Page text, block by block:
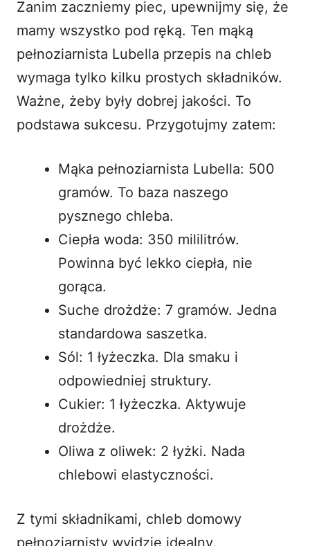
Zanim zaczniemy piec, upewnijmy się, że
mamy wszystko pod ręką. Ten mąką
pełnoziarnista Lubella przepis na chleb
wymaga tylko kilku prostych składników.
Ważne, żeby były dobrej jakości. To
podstawa sukcesu. Przygotujmy zatem:
Mąka pełnoziarnista Lubella: 500
gramów. To baza naszego
pysznego chleba.
Ciepła woda: 350 mililitrów.
Powinna być lekko ciepła, nie
gorąca.
Suche drożdże: 7 gramów. Jedna
standardowa saszetka.
Sól: 1 łyżeczka. Dla smaku i
odpowiedniej struktury.
Cukier: 1 łyżeczka. Aktywuje
drożdże.
Oliwa z oliwek: 2 łyżki. Nada
chlebowi elastyczności.
Z tymi składnikami, chleb domowy
pełnoziarnisty wyjdzie idealny.